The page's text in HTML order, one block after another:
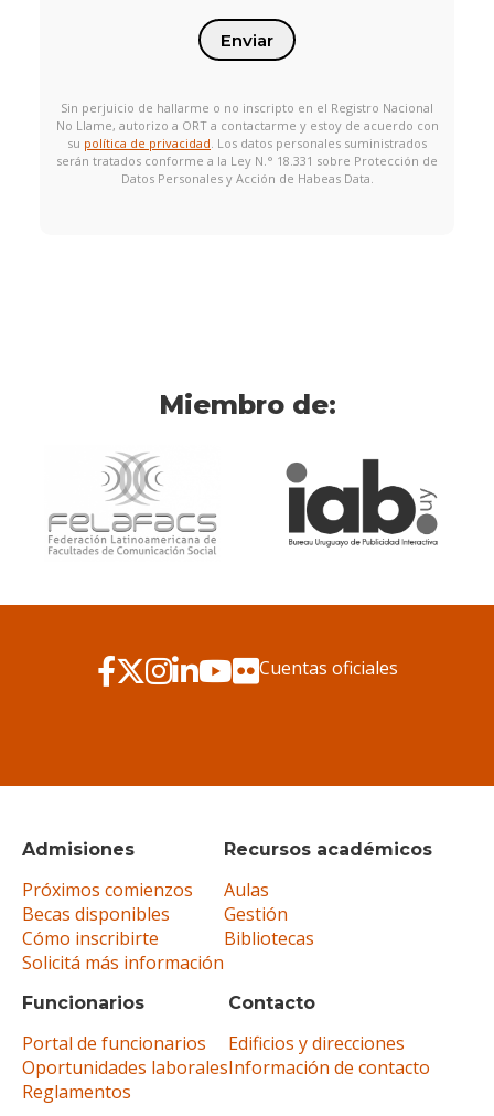
Enviar
Sin perjuicio de hallarme o no inscripto en el Registro Nacional
No Llame, autorizo a ORT a contactarme y estoy de acuerdo con
su política de privacidad. Los datos personales suministrados
serán tratados conforme a la Ley N.° 18.331 sobre Protección de
Datos Personales y Acción de Habeas Data.
Miembro de:
Admisiones
Próximos comienzos
Becas disponibles
Cómo inscribirte
Solicitá más información
Recursos académicos
Aulas
Gestión
Bibliotecas
Funcionarios
Portal de funcionarios
Oportunidades laborales
Reglamentos
Contacto
Edificios y direcciones
Información de contacto
Cuentas oficiales